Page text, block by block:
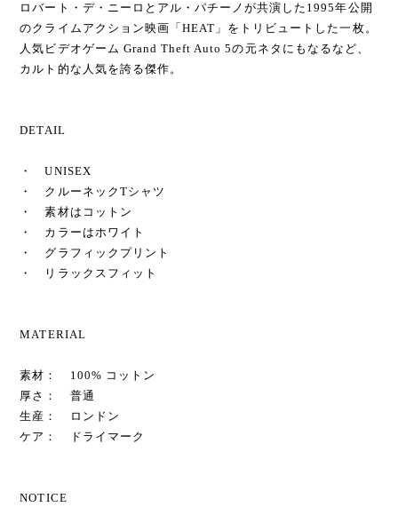
ロバート・デ・ニーロとアル・パチーノが共演した1995年公開
のクライムアクション映画「HEAT」をトリビュートした一枚。
人気ビデオゲーム Grand Theft Auto 5の元ネタにもなるなど、
カルト的な人気を誇る傑作。
DETAIL
・ UNISEX
・ クルーネックTシャツ
・ 素材はコットン
・ カラーはホワイト
・ グラフィックプリント
・ リラックスフィット
MATERIAL
素材： 100% コットン
厚さ： 普通
生産： ロンドン
ケア： ドライマーク
NOTICE